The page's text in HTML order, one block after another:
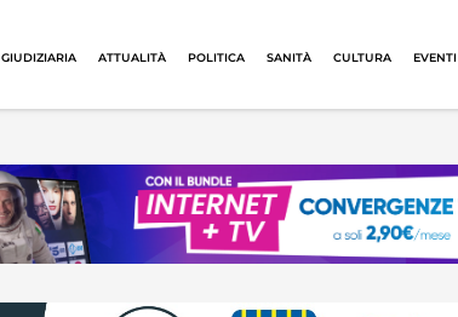
GIUDIZIARIA ATTUALITÀ POLITICA SANITÀ CULTURA EVENTI